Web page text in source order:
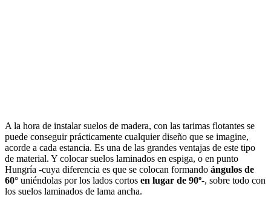
A la hora de instalar suelos de madera, con las tarimas flotantes se
puede conseguir prácticamente cualquier diseño que se imagine,
acorde a cada estancia. Es una de las grandes ventajas de este tipo
de material. Y colocar suelos laminados en espiga, o en punto
Hungría -cuya diferencia es que se colocan formando ángulos de
60° uniéndolas por los lados cortos en lugar de 90º-, sobre todo con
los suelos laminados de lama ancha.